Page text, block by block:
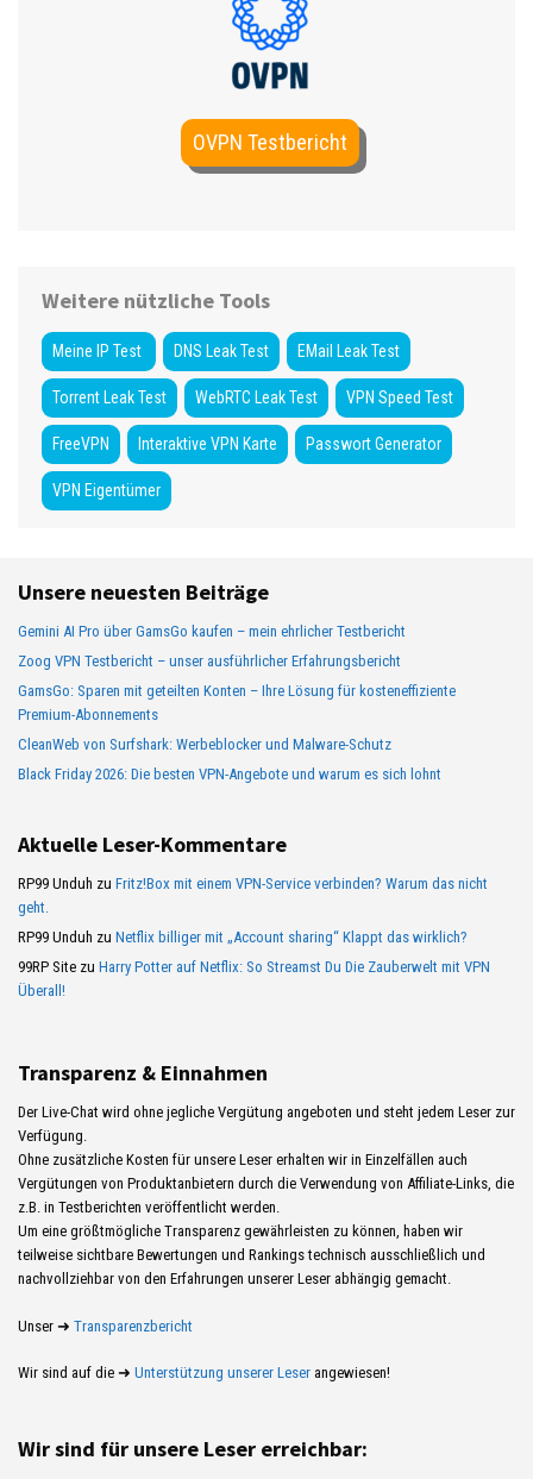
OVPN Testbericht
Weitere nützliche Tools
Meine IP Test DNS Leak Test EMail Leak Test
Torrent Leak Test WebRTC Leak Test VPN Speed Test
FreeVPN Interaktive VPN Karte Passwort Generator
VPN Eigentümer
Unsere neuesten Beiträge
Gemini AI Pro über GamsGo kaufen – mein ehrlicher Testbericht
Zoog VPN Testbericht – unser ausführlicher Erfahrungsbericht
GamsGo: Sparen mit geteilten Konten – Ihre Lösung für kosteneffiziente
Premium-Abonnements
CleanWeb von Surfshark: Werbeblocker und Malware-Schutz
Black Friday 2026: Die besten VPN-Angebote und warum es sich lohnt
Aktuelle Leser-Kommentare
RP99 Unduh zu Fritz!Box mit einem VPN-Service verbinden? Warum das nicht
geht.
RP99 Unduh zu Netflix billiger mit „Account sharing“ Klappt das wirklich?
99RP Site zu Harry Potter auf Netflix: So Streamst Du Die Zauberwelt mit VPN
Überall!
Transparenz & Einnahmen
Der Live-Chat wird ohne jegliche Vergütung angeboten und steht jedem Leser zur
Verfügung.
Ohne zusätzliche Kosten für unsere Leser erhalten wir in Einzelfällen auch
Vergütungen von Produktanbietern durch die Verwendung von Affiliate-Links, die
z.B. in Testberichten veröffentlicht werden.
Um eine größtmögliche Transparenz gewährleisten zu können, haben wir
teilweise sichtbare Bewertungen und Rankings technisch ausschließlich und
nachvollziehbar von den Erfahrungen unserer Leser abhängig gemacht.
Unser ➜ Transparenzbericht
Wir sind auf die ➜ Unterstützung unserer Leser angewiesen!
Wir sind für unsere Leser erreichbar: